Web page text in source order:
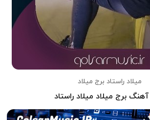
میلاد راستاد برج میلاد
برج میلاد میلاد راستاد